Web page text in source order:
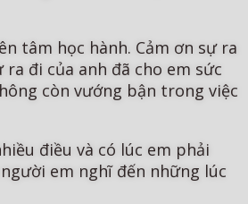
tâm học hành. Cảm ơn sự ra
đi của anh đã cho em sức
còn vướng bận trong việc
điều và có lúc em phải
em nghĩ đến những lúc